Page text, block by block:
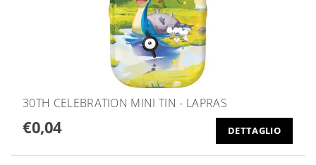
30TH CELEBRATION MINI TIN - LAPRAS
€0,04 DETTAGLIO